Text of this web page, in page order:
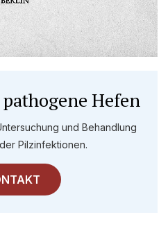
Hefen
und Behandlung
Pilzinfektionen.